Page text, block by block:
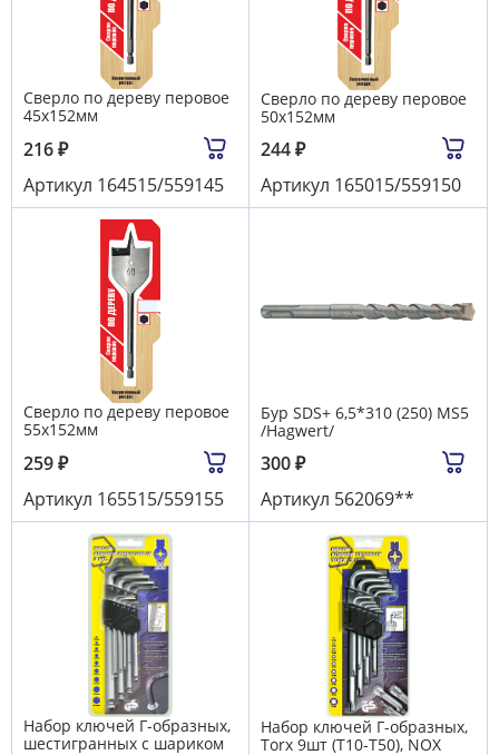
Сверло по дереву перовое
45х152мм
216₽
Артикул 164515/559145
Сверло по дереву перовое
50х152мм
244₽
Артикул 165015/559150
Сверло по дереву перовое
55х152мм
259₽
Артикул 165515/559155
Бур SDS+ 6,5*310 (250) MS5
/Hagwert/
300₽
Артикул 562069**
Набор ключей Г-образных,
шестигранных с шариком
Набор ключей Г-образных,
Тоrх 9шт (T10-T50), NOX